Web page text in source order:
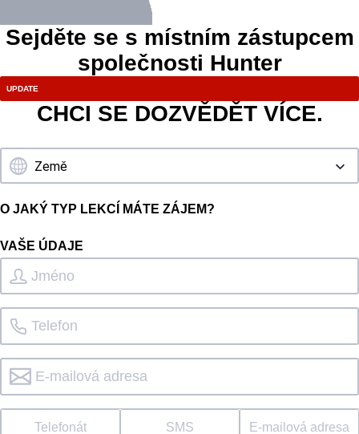
Sejděte se s místním zástupcem
společnosti Hunter
CHCI SE DOZVĚDĚT VÍCE.
O JAKÝ TYP LEKCÍ MÁTE ZÁJEM?
VAŠE ÚDAJE
Telefonát SMS E-mailová adresa